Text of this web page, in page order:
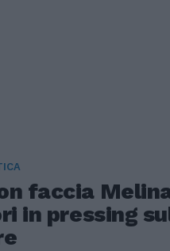
faccia
in pressing